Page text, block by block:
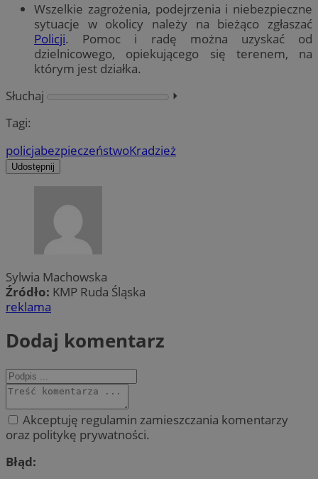
Wszelkie zagrożenia, podejrzenia i niebezpieczne
sytuacje w okolicy należy na bieżąco zgłaszać
Policji. Pomoc i radę można uzyskać od
dzielnicowego, opiekującego się terenem, na
którym jest działka.
Słuchaj
⏵︎
Tagi:
policjabezpieczeństwoKradzież
Udostępnij
Sylwia Machowska
Źródło: KMP Ruda Śląska
reklama
Dodaj komentarz
Akceptuję regulamin zamieszczania komentarzy
oraz politykę prywatności.
Błąd: